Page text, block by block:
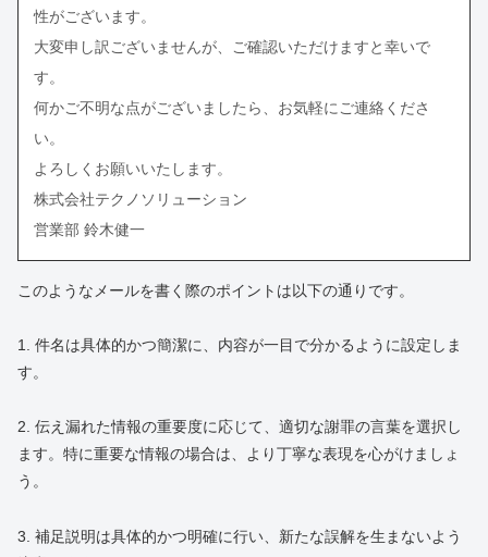
性がございます。
大変申し訳ございませんが、ご確認いただけますと幸いで
す。
何かご不明な点がございましたら、お気軽にご連絡くださ
い。
よろしくお願いいたします。
株式会社テクノソリューション
営業部 鈴木健一
このようなメールを書く際のポイントは以下の通りです。
1. 件名は具体的かつ簡潔に、内容が一目で分かるように設定しま
す。
2. 伝え漏れた情報の重要度に応じて、適切な謝罪の言葉を選択し
ます。特に重要な情報の場合は、より丁寧な表現を心がけましょ
う。
3. 補足説明は具体的かつ明確に行い、新たな誤解を生まないよう